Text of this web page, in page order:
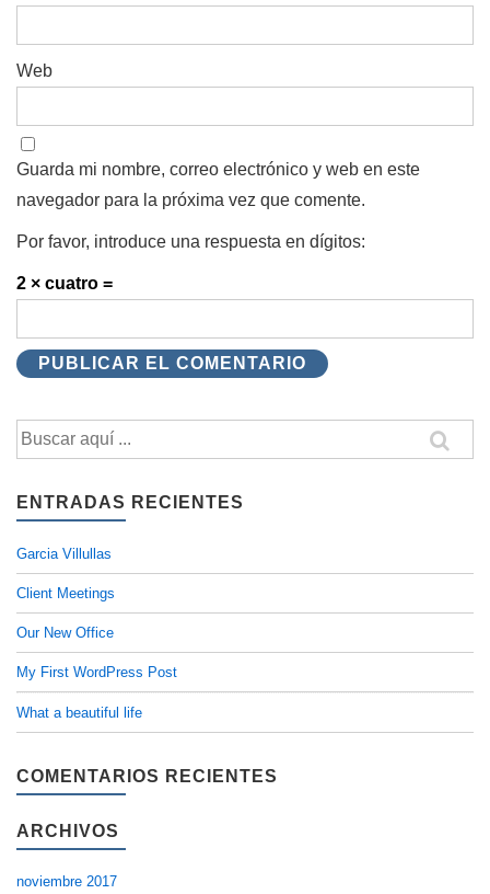
Web
Guarda mi nombre, correo electrónico y web en este
navegador para la próxima vez que comente.
Por favor, introduce una respuesta en dígitos:
2 × cuatro =
Buscar
por:
ENTRADAS RECIENTES
Garcia Villullas
Client Meetings
Our New Office
My First WordPress Post
What a beautiful life
COMENTARIOS RECIENTES
ARCHIVOS
noviembre 2017